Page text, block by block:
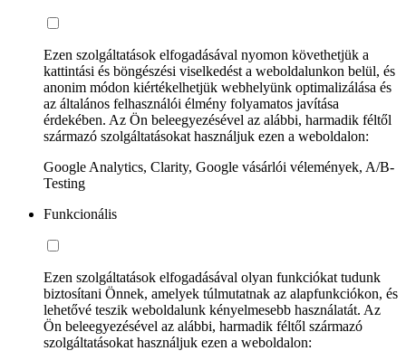
Ezen szolgáltatások elfogadásával nyomon követhetjük a
kattintási és böngészési viselkedést a weboldalunkon belül, és
anonim módon kiértékelhetjük webhelyünk optimalizálása és
az általános felhasználói élmény folyamatos javítása
érdekében. Az Ön beleegyezésével az alábbi, harmadik féltől
származó szolgáltatásokat használjuk ezen a weboldalon:
Google Analytics, Clarity, Google vásárlói vélemények, A/B-
Testing
Funkcionális
Ezen szolgáltatások elfogadásával olyan funkciókat tudunk
biztosítani Önnek, amelyek túlmutatnak az alapfunkciókon, és
lehetővé teszik weboldalunk kényelmesebb használatát. Az
Ön beleegyezésével az alábbi, harmadik féltől származó
szolgáltatásokat használjuk ezen a weboldalon: